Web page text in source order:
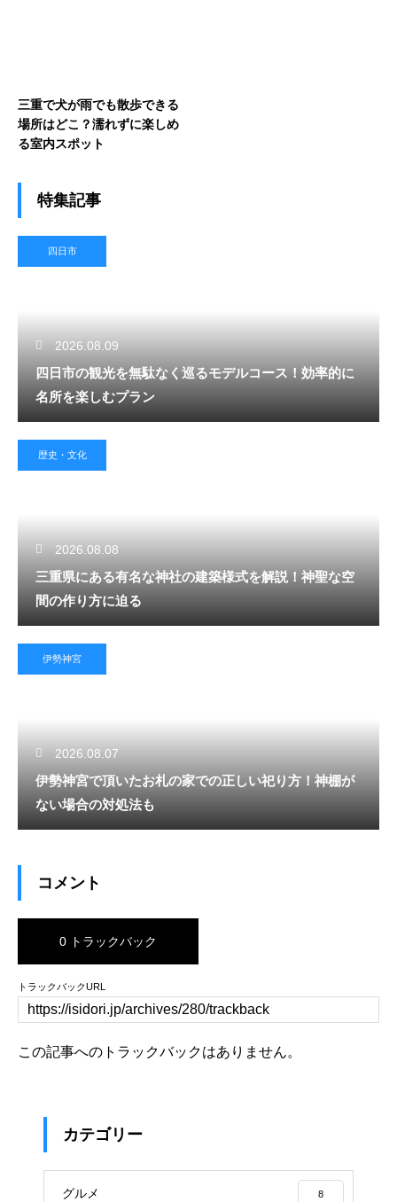
三重で犬が雨でも散歩できる
場所はどこ？濡れずに楽しめ
る室内スポット
特集記事
四日市
2026.08.09
四日市の観光を無駄なく巡るモデルコース！効率的に
名所を楽しむプラン
歴史・文化
2026.08.08
三重県にある有名な神社の建築様式を解説！神聖な空
間の作り方に迫る
伊勢神宮
2026.08.07
伊勢神宮で頂いたお札の家での正しい祀り方！神棚が
ない場合の対処法も
コメント
0 トラックバック
トラックバックURL
この記事へのトラックバックはありません。
カテゴリー
グルメ 8